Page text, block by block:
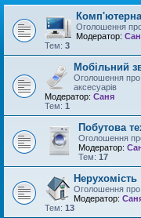
Комп'ютерна
Оголошення
Модератор:
Тем: 3
Мобільний
Оголошення про
аксесуарів
Модератор: Саня
Тем: 1
Побутова
Оголошення
Модератор:
Тем: 17
Нерухомість
Оголошення про
Модератор:
Тем: 13